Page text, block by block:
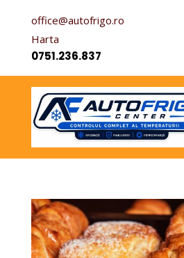
office@autofrigo.ro
Harta
0751.236.837